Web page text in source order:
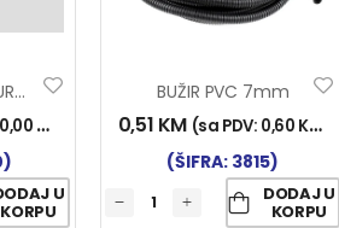
KUTIJA ZA OSIGURAČE 6/1
KM
U
KORPU
BUŽIR PVC 7mm
0,51 KM (sa PDV: 0,60 KM
(ŠIFRA: 3815)
DODAJ U
KORPU